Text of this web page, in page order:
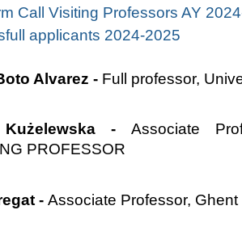
Call Visiting Professors AY
applicants 2024-2025
Alvarez - Full professor,
- Associate
PROFESSOR
-Associate Professor,